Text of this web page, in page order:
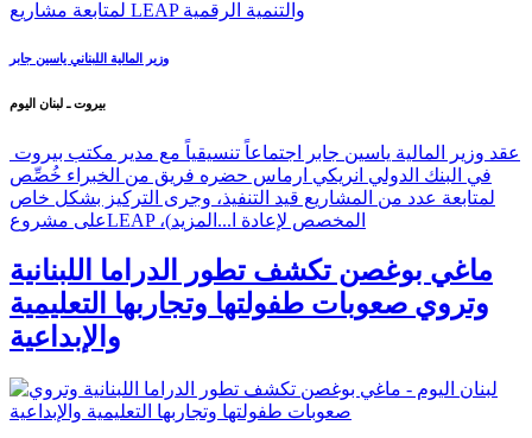
وزير المالية اللبناني ياسين جابر
بيروت ـ لبنان اليوم
في البنك الدولي انريكي ارماس حضره فريق من الخبراء خُصِّص
لمتابعة عدد من المشاريع قيد التنفيذ، وجرى التركيز بشكل خاص
على مشروعLEAP ،(المخصص لإعادة ا... المزيد
ماغي بوغصن تكشف تطور الدراما اللبنانية
وتروي صعوبات طفولتها وتجاربها التعليمية
والإبداعية